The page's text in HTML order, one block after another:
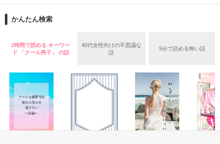
旦那様の甘すぎる溺愛
2026年6月にベリーズ文庫から書籍化予定です
作品を読む
代理の婚約者なんて聞いたことない……！
×
有名ファッションブランドの御曹司であり敏腕弁護士
香椎　透哉(Kashii Touya)
完璧主義者な社長と
パーティーで恋人を演じ、
「コンビニへ行ってきます！」
成海商船 社長秘書
梅本 恵麻（26）
かんたん検索
2時間で読める キーワー
ド 「クール男子」 の話
40代女性向けの不思議な
話
5分で読める怖い話